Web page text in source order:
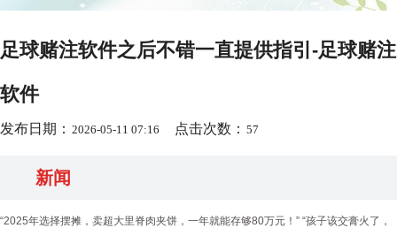
足球赌注软件之后不错一直提供指引-足球赌注
软件
发布日期： 2026-05-11 07:16 点击次数： 57
新闻
“2025年选择摆摊，卖超大里脊肉夹饼，一年就能存够80万元！” “孩子该交膏火了，